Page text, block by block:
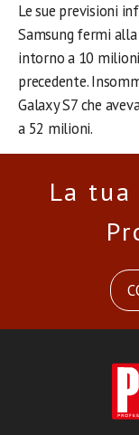
Le sue previsioni
Samsung fermi
intorno a 10
precedente.
Galaxy S7 che
a 52 milioni.
La